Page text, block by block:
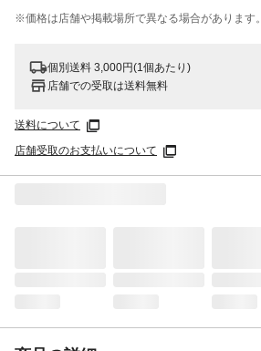
※価格は​店舗や​掲載場所で​異なる​場合が​あります。
個別送料 3,000円(1個あたり)
店舗での受取は送料無料
送料について
店舗受取のお支払いについて